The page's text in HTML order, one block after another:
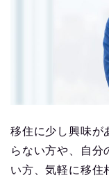
移住に少し興味が
らない方や、自分
い方、気軽に移住